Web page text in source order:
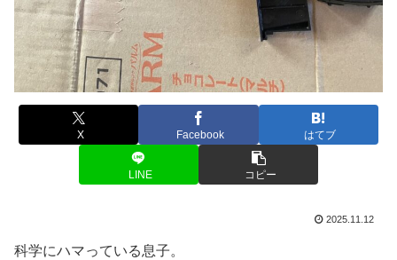
X Facebook はてブ
LINE コピー
2025.11.12
科学にハマっている息子。